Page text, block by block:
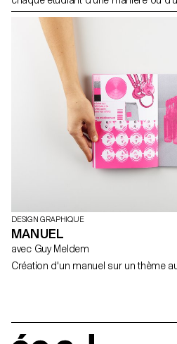
DESIGN GRAPHIQUE
MANUEL
avec Guy Meldem
Création d'un manuel sur un thème